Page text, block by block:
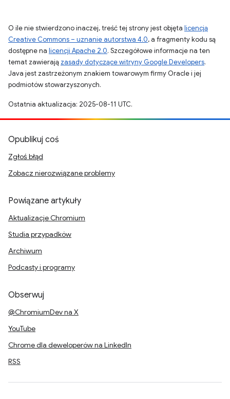
O ile nie stwierdzono inaczej, treść tej strony jest objęta licencją
Creative Commons – uznanie autorstwa 4.0, a fragmenty kodu są
dostępne na licencji Apache 2.0. Szczegółowe informacje na ten
temat zawierają zasady dotyczące witryny Google Developers.
Java jest zastrzeżonym znakiem towarowym firmy Oracle i jej
podmiotów stowarzyszonych.
Ostatnia aktualizacja: 2025-08-11 UTC.
Opublikuj coś
Zgłoś błąd
Zobacz nierozwiązane problemy
Powiązane artykuły
Aktualizacje Chromium
Studia przypadków
Archiwum
Podcasty i programy
Obserwuj
@ChromiumDev na X
YouTube
Chrome dla deweloperów na LinkedIn
RSS